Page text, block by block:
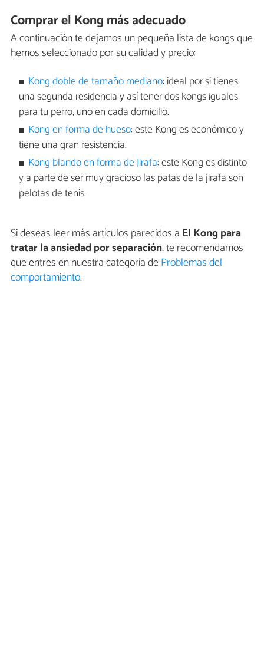
Comprar el Kong más adecuado
A continuación te dejamos un pequeña lista de kongs que
hemos seleccionado por su calidad y precio:
Kong doble de tamaño mediano: ideal por si tienes
una segunda residencia y así tener dos kongs iguales
para tu perro, uno en cada domicilio.
Kong en forma de hueso: este Kong es económico y
tiene una gran resistencia.
Kong blando en forma de Jirafa: este Kong es distinto
y a parte de ser muy gracioso las patas de la jirafa son
pelotas de tenis.
Si deseas leer más artículos parecidos a El Kong para
tratar la ansiedad por separación, te recomendamos
que entres en nuestra categoría deProblemas del
comportamiento.